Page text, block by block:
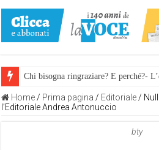
Chi bisogna ringraziare? E perché?-
Home / Prima pagina / Editoriale /
l’Editoriale Andrea Antonuccio
bty